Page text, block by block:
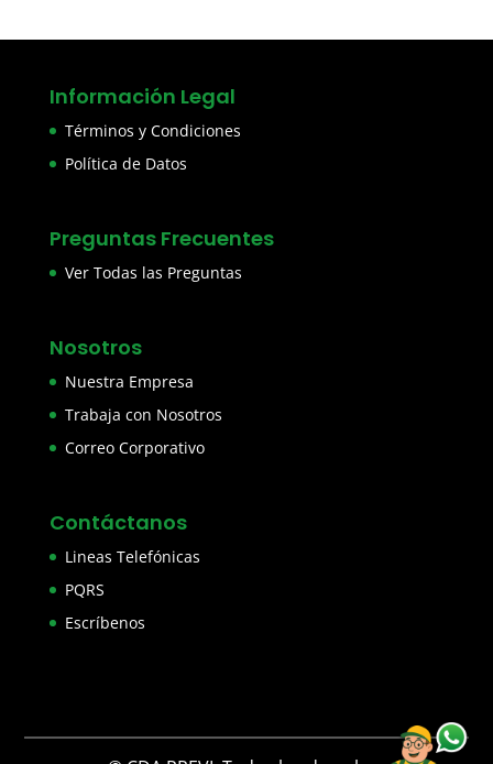
Información Legal
Términos y Condiciones
Política de Datos
Preguntas Frecuentes
Ver Todas las Preguntas
Nosotros
Nuestra Empresa
Trabaja con Nosotros
Correo Corporativo
Contáctanos
Lineas Telefónicas
PQRS
Escríbenos